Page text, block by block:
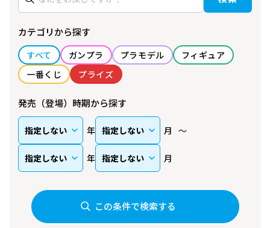
カテゴリから探す
すべて ガンプラ プラモデル
フィギュア
一番くじ
プライズ
発売（登場）時期から探す
年 月
年 月
この条件で検索する